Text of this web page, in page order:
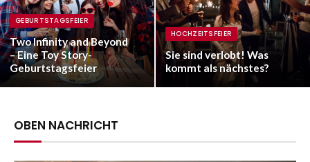
GEBURTSTAGSFEIER
Two Infinity and Beyond
– Eine Toy Story-
Geburtstagsfeier
HOCHZEITSFEIER
Sie sind verlobt! Was
kommt als nächstes?
OBEN NACHRICHT